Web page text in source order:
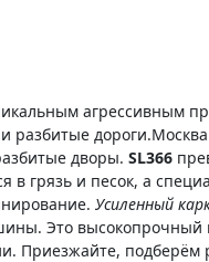
агрессивным
разбитые
дворы. SL366
в грязь и песок, а
Усиленный
Это высокопрочный
Приезжайте,